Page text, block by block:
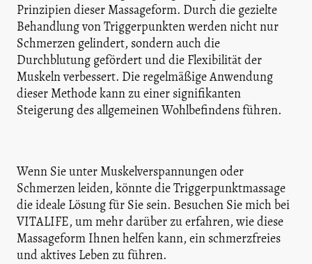
Prinzipien dieser Massageform. Durch die gezielte
Behandlung von Triggerpunkten werden nicht nur
Schmerzen gelindert, sondern auch die
Durchblutung gefördert und die Flexibilität der
Muskeln verbessert. Die regelmäßige Anwendung
dieser Methode kann zu einer signifikanten
Steigerung des allgemeinen Wohlbefindens führen.
Wenn Sie unter Muskelverspannungen oder
Schmerzen leiden, könnte die Triggerpunktmassage
die ideale Lösung für Sie sein. Besuchen Sie mich bei
VITALIFE, um mehr darüber zu erfahren, wie diese
Massageform Ihnen helfen kann, ein schmerzfreies
und aktives Leben zu führen.